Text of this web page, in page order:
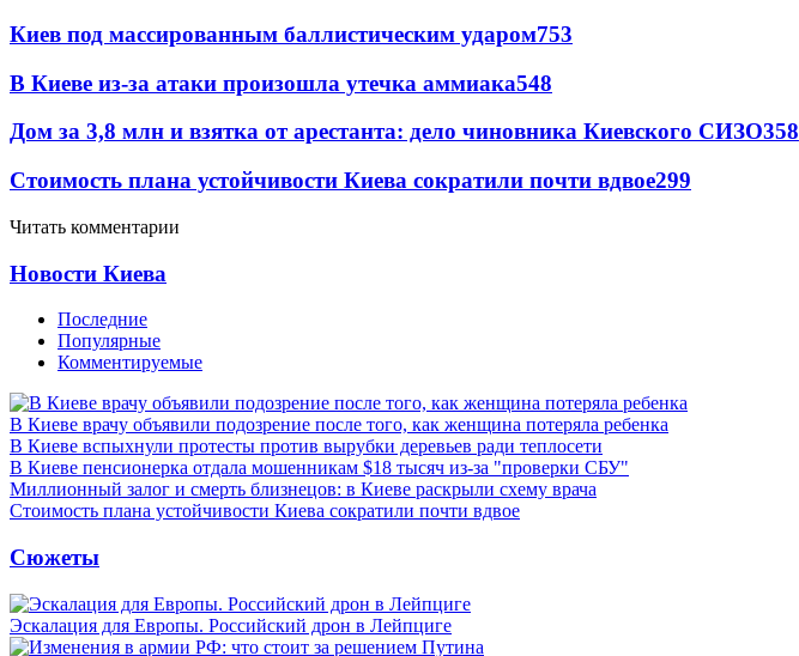
Киев под массированным баллистическим ударом753
В Киеве из-за атаки произошла утечка аммиака548
Дом за 3,8 млн и взятка от арестанта: дело чиновника Киевского СИЗО358
Стоимость плана устойчивости Киева сократили почти вдвое299
Читать комментарии
Новости Киева
Последние
Популярные
Комментируемые
В Киеве врачу объявили подозрение после того, как женщина потеряла ребенка
В Киеве вспыхнули протесты против вырубки деревьев ради теплосети
В Киеве пенсионерка отдала мошенникам $18 тысяч из-за "проверки СБУ"
Миллионный залог и смерть близнецов: в Киеве раскрыли схему врача
Стоимость плана устойчивости Киева сократили почти вдвое
Сюжеты
Эскалация для Европы. Российский дрон в Лейпциге